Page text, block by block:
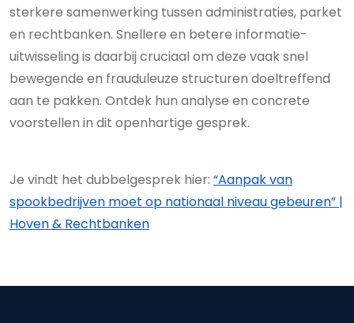
sterkere samenwerking tussen administraties, parket
en rechtbanken. Snellere en betere informatie-
uitwisseling is daarbij cruciaal om deze vaak snel
bewegende en frauduleuze structuren doeltreffend
aan te pakken. Ontdek hun analyse en concrete
voorstellen in dit openhartige gesprek.
Je vindt het dubbelgesprek hier: “Aanpak van
spookbedrijven moet op nationaal niveau gebeuren” |
Hoven & Rechtbanken